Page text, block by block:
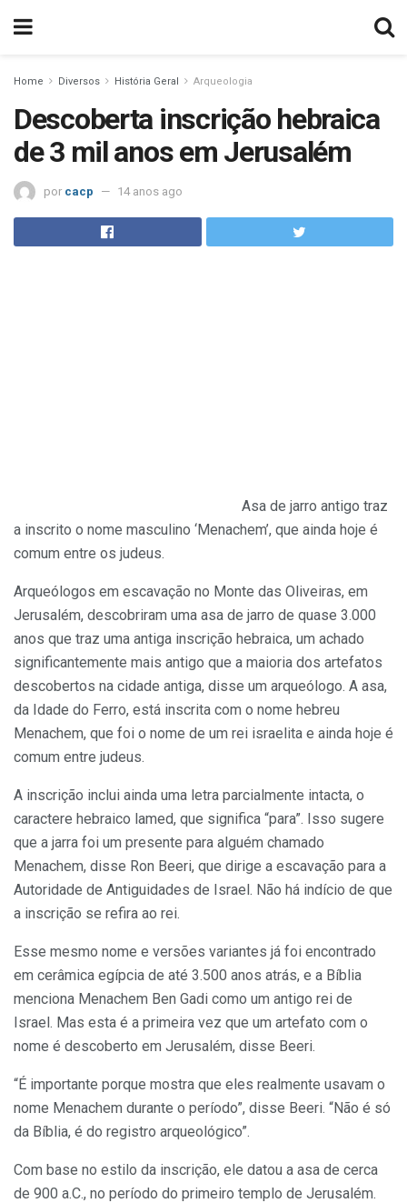
Home Diversos História Geral Arqueologia
Descoberta inscrição hebraica
de 3 mil anos em Jerusalém
por cacp 14 anos ago
Asa de jarro antigo traz
a inscrito o nome masculino ‘Menachem’, que ainda hoje é
comum entre os judeus.
Arqueólogos em escavação no Monte das Oliveiras, em
Jerusalém, descobriram uma asa de jarro de quase 3.000
anos que traz uma antiga inscrição hebraica, um achado
significantemente mais antigo que a maioria dos artefatos
descobertos na cidade antiga, disse um arqueólogo. A asa,
da Idade do Ferro, está inscrita com o nome hebreu
Menachem, que foi o nome de um rei israelita e ainda hoje é
comum entre judeus.
A inscrição inclui ainda uma letra parcialmente intacta, o
caractere hebraico lamed, que significa “para”. Isso sugere
que a jarra foi um presente para alguém chamado
Menachem, disse Ron Beeri, que dirige a escavação para a
Autoridade de Antiguidades de Israel. Não há indício de que
a inscrição se refira ao rei.
Esse mesmo nome e versões variantes já foi encontrado
em cerâmica egípcia de até 3.500 anos atrás, e a Bíblia
menciona Menachem Ben Gadi como um antigo rei de
Israel. Mas esta é a primeira vez que um artefato com o
nome é descoberto em Jerusalém, disse Beeri.
“É importante porque mostra que eles realmente usavam o
nome Menachem durante o período”, disse Beeri. “Não é só
da Bíblia, é do registro arqueológico”.
Com base no estilo da inscrição, ele datou a asa de cerca
de 900 a.C., no período do primeiro templo de Jerusalém.